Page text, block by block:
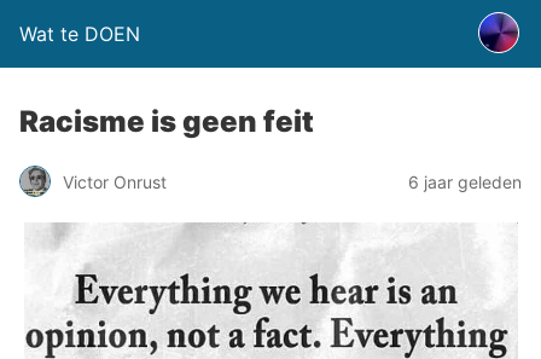
Wat te DOEN
Racisme is geen feit
Victor Onrust 6 jaar geleden